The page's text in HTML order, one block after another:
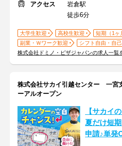
アクセス
岩倉駅
徒歩6分
大学生歓迎 高校生歓迎
短期（1ヶ
副業・Ｗワーク歓迎
シフト自由・自
株式会社ドミノ・ピザジャパンの求人一覧
株式会社サカイ引越センター 一
ーアルオープン
【サカイ
夏だけ短
申請♪単